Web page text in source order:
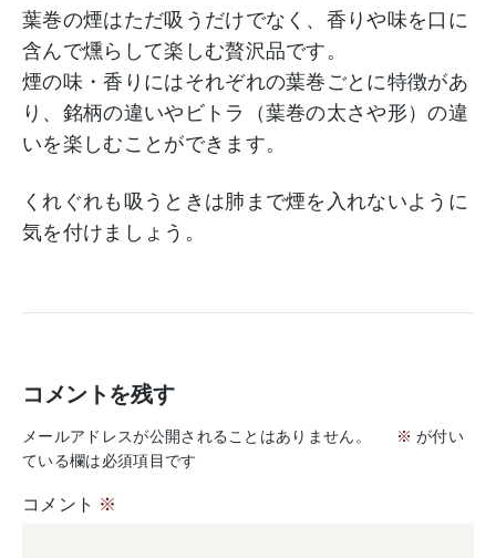
葉巻の煙はただ吸うだけでなく、香りや味を口に
含んで燻らして楽しむ贅沢品です。
煙の味・香りにはそれぞれの葉巻ごとに特徴があ
り、銘柄の違いやビトラ（葉巻の太さや形）の違
いを楽しむことができます。
くれぐれも吸うときは肺まで煙を入れないように
気を付けましょう。
コメントを残す
メールアドレスが公開されることはありません。 ※ が付い
ている欄は必須項目です
コメント ※